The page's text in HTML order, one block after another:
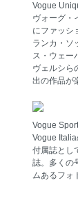
Vogue
ヴォーグ・
にファッシ
ランカ・ソ
ス・ウェー
ヴェルシら
出の作品が
Vogue Sport
Vogue
付属誌とし
誌。多くの
ムあるフォ